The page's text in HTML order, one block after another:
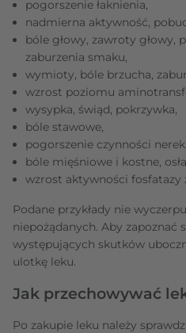
pogorszenie łaknienia,
nadmierna aktywność,
bóle głowy, zawroty głowy,
zaburzenia smaku,
wymioty, bóle brzucha,
wzrost poziomu
wysypka, świąd, pokrzywka,
bóle stawowe,
pogorszenie czynności nerek,
bóle mięśniowe i kostne,
wzrost aktywności fosfatazy
Podane przykłady nie
niepożądanych. Aby zapoznać
występujących skutków
ulotkę leku.
Jak przechowywać
Po zakupie leku należy